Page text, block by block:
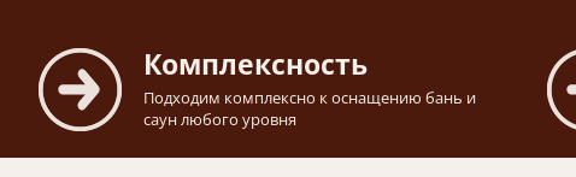
Комплексность
Подходим комплексно к оснащению бань и
саун любого уровня